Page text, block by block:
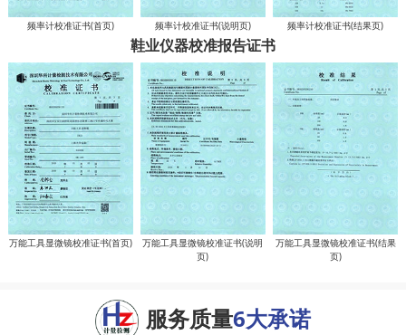
频率计校准证书(首页) 频率计校准证书(说明页) 频率计校准证书(结果页)
鞋业仪器校准报告证书
万能工具显微镜校准证书(首页)
万能工具显微镜校准证书(说明
页)
万能工具显微镜校准证书(结果
页)
服务质量6大承诺